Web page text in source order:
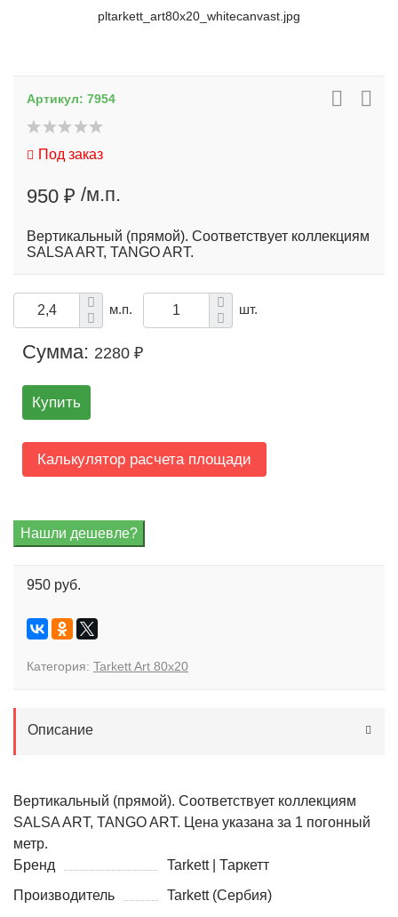
pltarkett_art80x20_whitecanvast.jpg
Артикул: 7954
Под заказ
950 ₽ /м.п.
Вертикальный (прямой). Соответствует коллекциям
SALSA ART, TANGO ART.
м.п. шт.
Сумма: 2280 ₽
Купить
Калькулятор расчета площади
950 руб.
Категория: Tarkett Art 80x20
Описание
Вертикальный (прямой). Соответствует коллекциям
SALSA ART, TANGO ART. Цена указана за 1 погонный
метр.
Бренд
Tarkett | Таркетт
Производитель
Tarkett (Сербия)